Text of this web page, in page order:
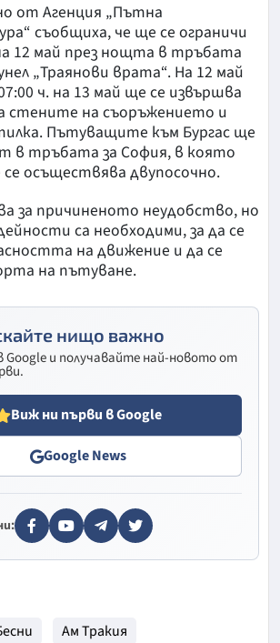
от Агенция „Пътна
съобщиха, че ще се ограничи
12 май през нощта в тръбата
„Траянови врата“. На 12 май
ч. на 13 май ще се извършва
стените на съоръжението и
Пътуващите към Бургас ще
в тръбата за София, в която
осъществява двупосочно.
за причиненото неудобство, но
са необходими, за да се
на движение и да се
на пътуване.
нищо важно
Google и получавайте най-новото от
Виж ни първи в Google
Google News
Ам Тракия